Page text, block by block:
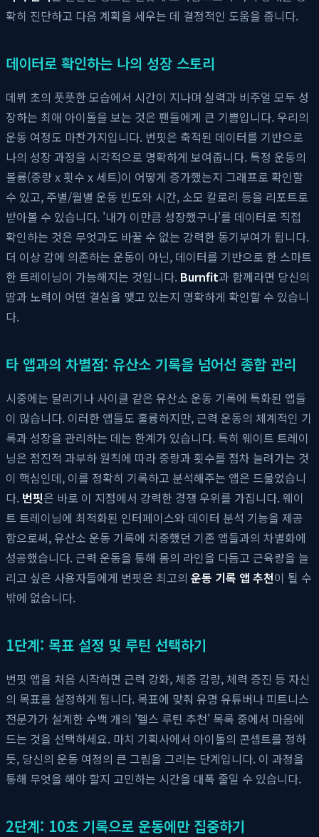
확히 진단하고 다음 계획을 세우는 데 결정적인 도움을 줍니다.
데이터로 확인하는 나의 성장 스토리
데뷔 초의 풋풋한 모습에서 시간이 지나며 실력과 비주얼 모두 성
장하는 최애 아이돌을 보는 것은 팬들에게 큰 기쁨입니다. 우리의
운동 여정도 마찬가지입니다. 번핏은 축적된 데이터를 기반으로
나의 성장 과정을 시각적으로 명확하게 보여줍니다. 특정 운동의
볼륨(중량 x 횟수 x 세트)이 어떻게 증가했는지 그래프로 확인할
수 있고, 주별/월별 운동 빈도와 시간, 소모 칼로리 등을 리포트로
받아볼 수 있습니다. '내가 이만큼 성장했구나'를 데이터로 직접
확인하는 것은 무엇과도 바꿀 수 없는 강력한 동기부여가 됩니다.
더 이상 감에 의존하는 운동이 아닌, 데이터를 기반으로 한 스마트
한 트레이닝이 가능해지는 것입니다. Burnfit과 함께라면 당신의
땀과 노력이 어떤 결실을 맺고 있는지 명확하게 확인할 수 있습니
다.
타 앱과의 차별점: 유산소 기록을 넘어선 종합 관리
시중에는 달리기나 사이클 같은 유산소 운동 기록에 특화된 앱들
이 많습니다. 이러한 앱들도 훌륭하지만, 근력 운동의 체계적인 기
록과 성장을 관리하는 데는 한계가 있습니다. 특히 웨이트 트레이
닝은 점진적 과부하 원칙에 따라 중량과 횟수를 점차 늘려가는 것
이 핵심인데, 이를 정확히 기록하고 분석해주는 앱은 드물었습니
다. 번핏은 바로 이 지점에서 강력한 경쟁 우위를 가집니다. 웨이
트 트레이닝에 최적화된 인터페이스와 데이터 분석 기능을 제공
함으로써, 유산소 운동 기록에 치중했던 기존 앱들과의 차별화에
성공했습니다. 근력 운동을 통해 몸의 라인을 다듬고 근육량을 늘
리고 싶은 사용자들에게 번핏은 최고의 운동 기록 앱 추천이 될 수
밖에 없습니다.
1단계: 목표 설정 및 루틴 선택하기
번핏 앱을 처음 시작하면 근력 강화, 체중 감량, 체력 증진 등 자신
의 목표를 설정하게 됩니다. 목표에 맞춰 유명 유튜버나 피트니스
전문가가 설계한 수백 개의 '헬스 루틴 추천' 목록 중에서 마음에
드는 것을 선택하세요. 마치 기획사에서 아이돌의 콘셉트를 정하
듯, 당신의 운동 여정의 큰 그림을 그리는 단계입니다. 이 과정을
통해 무엇을 해야 할지 고민하는 시간을 대폭 줄일 수 있습니다.
2단계: 10초 기록으로 운동에만 집중하기